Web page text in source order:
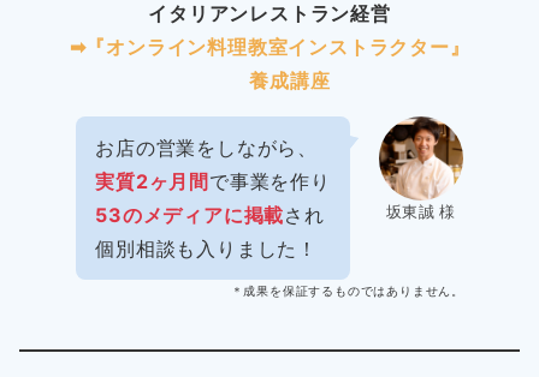
イタリアンレストラン経営
➡︎『オンライン料理教室インストラクター』
養成講座
坂東誠 様
お店の営業をしながら、
実質2ヶ月間 で事業を作り
53のメディアに掲載され
個別相談も入りました！
＊成果を保証するものではありません。